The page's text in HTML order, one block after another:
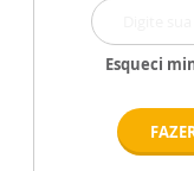
Esqueci